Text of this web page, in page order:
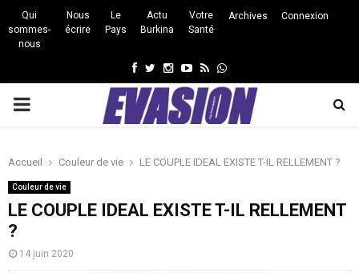
Qui
sommes-
nous
Nous
écrire
Le
Pays
Actu
Burkina
Votre
Santé
Archives Connexion
Facebook
Twitter
Instagram
Youtube
RssWhatsapp
PRIMARY
Accueil Couleur de vie LE COUPLE IDEAL EXISTE T-IL RELLEMENT ?
Couleur de vie
LE COUPLE IDEAL EXISTE T-IL RELLEMENT
?
14 juin 2020